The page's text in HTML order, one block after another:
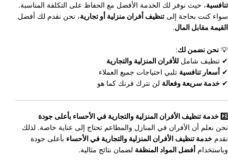
تنافسية، حيث نوفر لك الخدمة الأفضل مع الحفاظ على التكلفة المناسبة.
سواء كنت بحاجة إلى تنظيف أفران منزلية أو تجارية، نحن نقدم لك أفضل
القيمة مقابل المال.
💡 نحن نضمن لك:
✔ تنظيف شامل للأفران المنزلية والتجارية
✔ أسعار تنافسية تلبي احتياجات جميع العملاء
✔ خدمة سريعة وفعالة لن نترك فرنك كما هو
2️⃣ خدمة تنظيف الأفران المنزلية والتجارية في الأحساء بأعلى جودة
نحن نعلم أن الأفران في المنازل والمطاعم تحتاج إلى عناية خاصة. لذلك
نقدم خدمة تنظيف الأفران المنزلية والتجارية في الأحساء بأعلى جودة
وباستخدام أفضل المواد المنظفة لضمان نتائج مثالية.